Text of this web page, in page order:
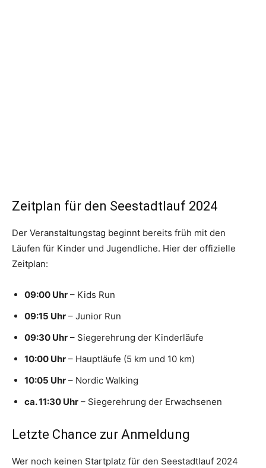
Zeitplan für den Seestadtlauf 2024
Der Veranstaltungstag beginnt bereits früh mit den
Läufen für Kinder und Jugendliche. Hier der offizielle
Zeitplan:
09:00 Uhr – Kids Run
09:15 Uhr – Junior Run
09:30 Uhr – Siegerehrung der Kinderläufe
10:00 Uhr – Hauptläufe (5 km und 10 km)
10:05 Uhr – Nordic Walking
ca. 11:30 Uhr – Siegerehrung der Erwachsenen
Letzte Chance zur Anmeldung
Wer noch keinen Startplatz für den Seestadtlauf 2024